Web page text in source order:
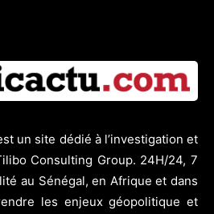
un site dédié à l’investigation et
Consulting Group. 24H/24, 7
au Sénégal, en Afrique et dans
les enjeux géopolitique et